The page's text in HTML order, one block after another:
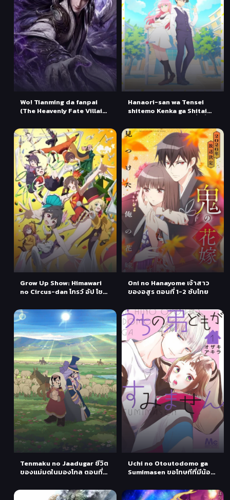
Wo! Tianming da fanpai
(The Heavenly Fate Villain)
1-3 ซับไทย
Hanaori-san wa Tensei
shitemo Kenka ga Shitai
ขอมีเรื่อง ตอนที่ 1 ซับไทย
Grow Up Show: Himawari
no Circus-dan โกรว์ อัป โชว์:
1-2 ซับไทย
Oni no Hanayome เจ้าสาว
ของอสูร ตอนที่ 1-2 ซับไทย
Tenmaku no Jaadugar ชีวิต
ของแม่มดในมองโกล ตอนที่
Uchi no Otoutodomo ga
Sumimasen ขอโทษทีที่มีน้อง
ไทย